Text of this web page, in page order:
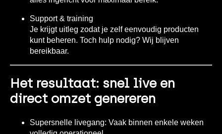
Support & training
Je krijgt uitleg zodat je zelf eenvoudig producten
kunt beheren. Toch hulp nodig? Wij blijven
bereikbaar.
Het resultaat: snel live en
direct omzet genereren
Supersnelle livegang: Vaak binnen enkele weken